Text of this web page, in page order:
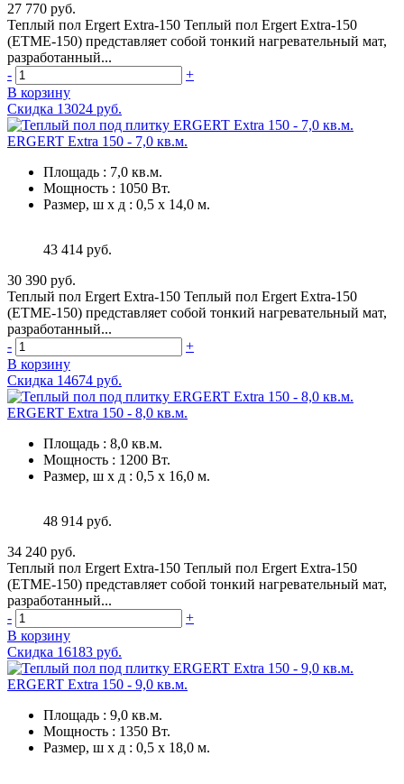
27 770 руб.
Теплый пол Ergert Extra-150 Теплый пол Ergert Extra-150
(ETME-150) представляет собой тонкий нагревательный мат,
разработанный...
-
+
В корзину
Скидка 13024 руб.
ERGERT Extra 150 - 7,0 кв.м.
Площадь : 7,0 кв.м.
Мощность : 1050 Вт.
Размер, ш х д : 0,5 х 14,0 м.
43 414 руб.
30 390 руб.
Теплый пол Ergert Extra-150 Теплый пол Ergert Extra-150
(ETME-150) представляет собой тонкий нагревательный мат,
разработанный...
-
+
В корзину
Скидка 14674 руб.
ERGERT Extra 150 - 8,0 кв.м.
Площадь : 8,0 кв.м.
Мощность : 1200 Вт.
Размер, ш х д : 0,5 х 16,0 м.
48 914 руб.
34 240 руб.
Теплый пол Ergert Extra-150 Теплый пол Ergert Extra-150
(ETME-150) представляет собой тонкий нагревательный мат,
разработанный...
-
+
В корзину
Скидка 16183 руб.
ERGERT Extra 150 - 9,0 кв.м.
Площадь : 9,0 кв.м.
Мощность : 1350 Вт.
Размер, ш х д : 0,5 х 18,0 м.